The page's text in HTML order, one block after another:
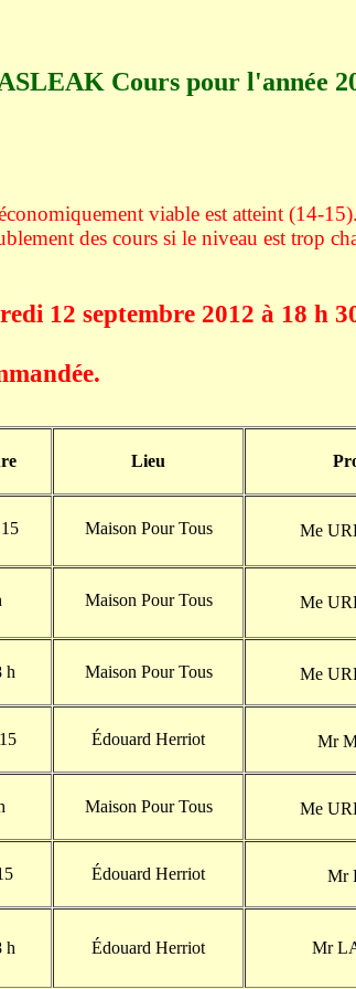
Cours pour l'année
viable est atteint (14-
des cours si le niveau est trop
12 septembre 2012 à 18 h
Lieu
Maison Pour Tous Me
Maison Pour Tous Me
h Maison Pour Tous Me
Édouard Herriot Mr
Maison Pour Tous Me
Édouard Herriot Mr
h Édouard Herriot Mr